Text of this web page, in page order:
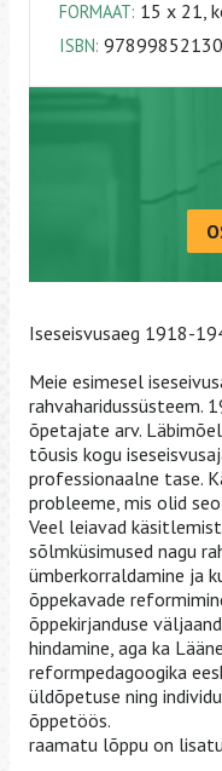
FORMAAT: 15 x 21,
ISBN:
Iseseisvusaeg 1918-
Meie esimesel
rahvaharidussüsteem.
õpetajate arv.
tõusis kogu
professionaalne tase.
probleeme, mis olid
Veel leiavad
sõlmküsimused nagu
ümberkorraldamine ja
õppekavade
õppekirjanduse
hindamine, aga ka
reformpedagoogika
üldõpetuse ning
õppetöös.
raamatu lõppu on